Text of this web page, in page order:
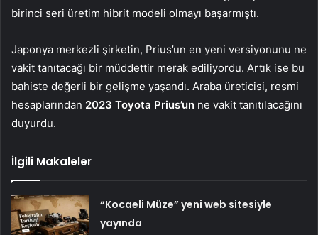
birinci seri üretim hibrit modeli olmayı başarmıştı.
Japonya merkezli şirketin, Prius’un en yeni versiyonunu ne
vakit tanıtacağı bir müddettir merak ediliyordu. Artık ise bu
bahiste değerli bir gelişme yaşandı. Araba üreticisi, resmi
hesaplarından 2023 Toyota Prius’un ne vakit tanıtılacağını
duyurdu.
İlgili Makaleler
“Kocaeli Müze” yeni web sitesiyle
yayında